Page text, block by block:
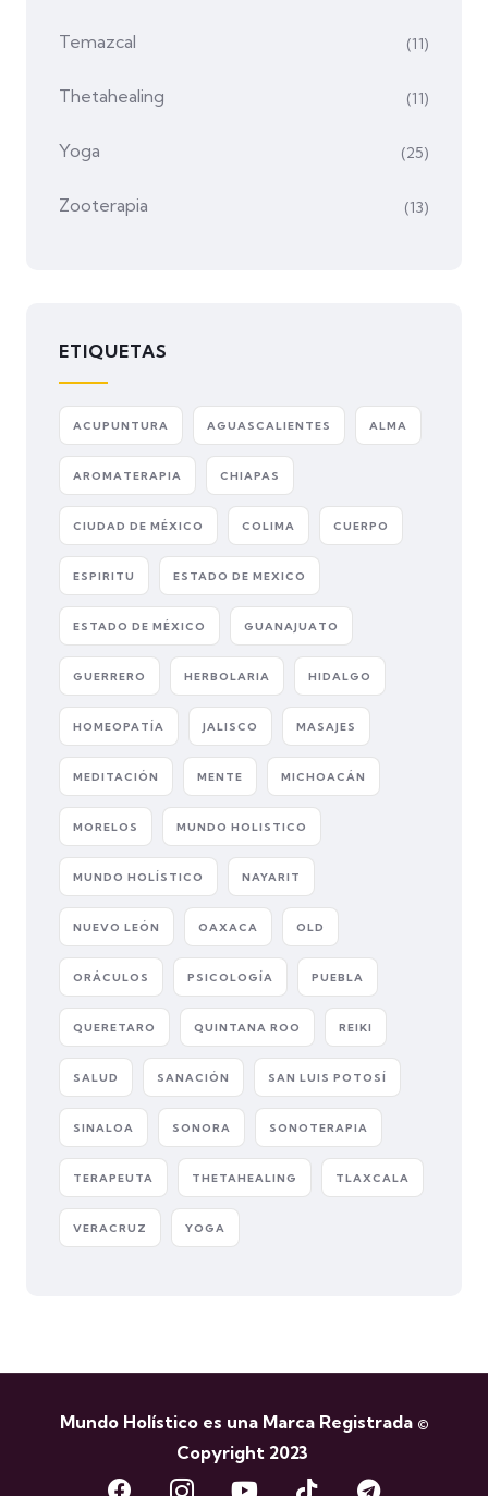
Temazcal (11)
Thetahealing (11)
Yoga (25)
Zooterapia (13)
ETIQUETAS
ACUPUNTURA AGUASCALIENTES ALMA
AROMATERAPIA CHIAPAS
CIUDAD DE MÉXICO COLIMA CUERPO
ESPIRITU ESTADO DE MEXICO
ESTADO DE MÉXICO GUANAJUATO
GUERRERO HERBOLARIA HIDALGO
HOMEOPATÍA JALISCO MASAJES
MEDITACIÓN MENTE MICHOACÁN
MORELOS MUNDO HOLISTICO
MUNDO HOLÍSTICO NAYARIT
NUEVO LEÓN OAXACA OLD
ORÁCULOS PSICOLOGÍA PUEBLA
QUERETARO QUINTANA ROO REIKI
SALUD SANACIÓN SAN LUIS POTOSÍ
SINALOA SONORA SONOTERAPIA
TERAPEUTA THETAHEALING TLAXCALA
VERACRUZ YOGA
Mundo Holístico es una Marca Registrada ©
Copyright 2023